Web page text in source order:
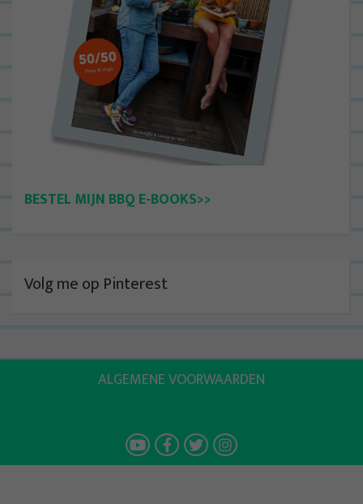
BESTEL MIJN BBQ E-BOOKS>>
Volg me op Pinterest
ALGEMENE VOORWAARDEN